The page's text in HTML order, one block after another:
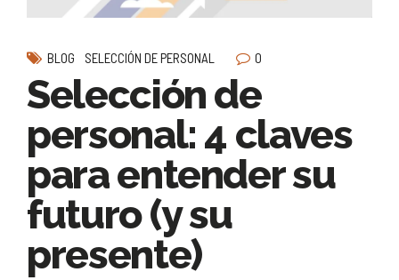
BLOG SELECCIÓN DE PERSONAL 0
Selección de
personal: 4 claves
para entender su
futuro (y su
presente)